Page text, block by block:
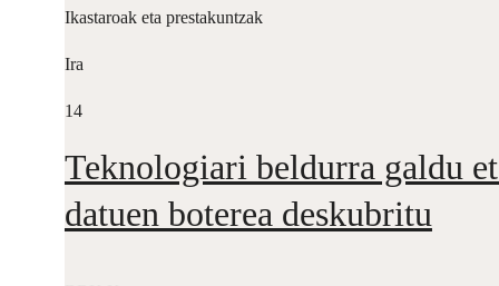
Ikastaroak eta prestakuntzak
Ira
14
Teknologiari beldurra galdu
datuen boterea deskubritu